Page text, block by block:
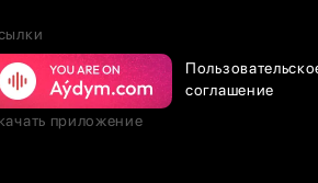
соглашение
приложение